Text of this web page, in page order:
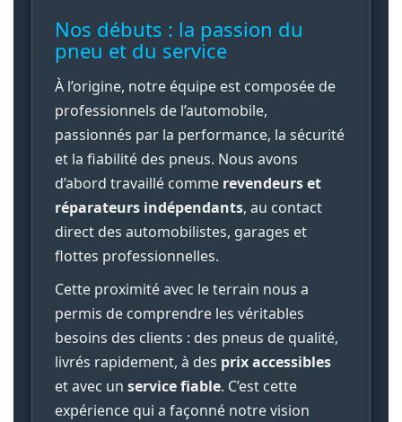
Nos débuts : la passion du
pneu et du service
À l’origine, notre équipe est composée de
professionnels de l’automobile,
passionnés par la performance, la sécurité
et la fiabilité des pneus. Nous avons
d’abord travaillé comme revendeurs et
réparateurs indépendants, au contact
direct des automobilistes, garages et
flottes professionnelles.
Cette proximité avec le terrain nous a
permis de comprendre les véritables
besoins des clients : des pneus de qualité,
livrés rapidement, à des prix accessibles
et avec un service fiable. C’est cette
expérience qui a façonné notre vision